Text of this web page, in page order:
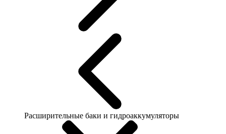
Расширительные баки и гидроаккумуляторы